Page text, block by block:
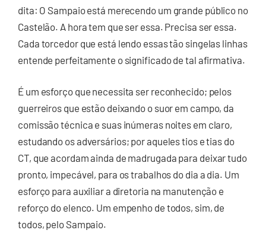
dita: O Sampaio está merecendo um grande público no
Castelão. A hora tem que ser essa. Precisa ser essa.
Cada torcedor que está lendo essas tão singelas linhas
entende perfeitamente o significado de tal afirmativa.
É um esforço que necessita ser reconhecido; pelos
guerreiros que estão deixando o suor em campo, da
comissão técnica e suas inúmeras noites em claro,
estudando os adversários; por aqueles tios e tias do
CT, que acordam ainda de madrugada para deixar tudo
pronto, impecável, para os trabalhos do dia a dia. Um
esforço para auxiliar a diretoria na manutenção e
reforço do elenco. Um empenho de todos, sim, de
todos, pelo Sampaio.